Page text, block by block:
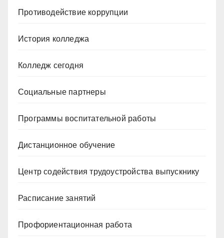
Противодействие коррупции
История колледжа
Колледж сегодня
Социальные партнеры
Программы воспитательной работы
Дистанционное обучение
Центр содействия трудоустройства выпускнику
Расписание занятий
Профориентационная работа